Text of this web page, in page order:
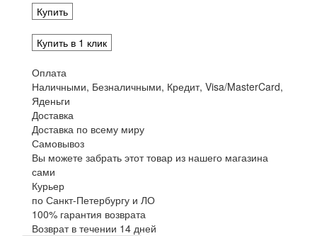
Купить
Купить в 1 клик
Оплата
Наличными, Безналичными, Кредит, Visa/MasterCard,
Яденьги
Доставка
Доставка по всему миру
Самовывоз
Вы можете забрать этот товар из нашего магазина
сами
Курьер
по Санкт-Петербургу и ЛО
100% гарантия возврата
Возврат в течении 14 дней